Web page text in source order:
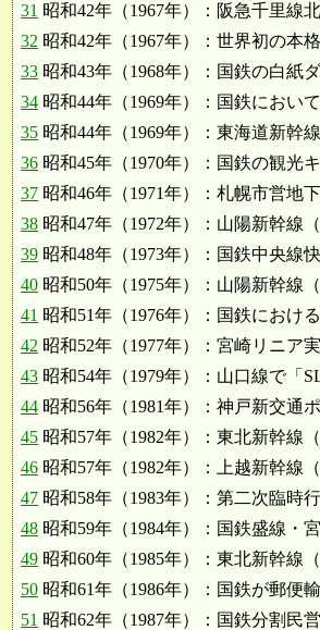
31 昭和42年（1967年）：阪急千里線
32 昭和42年（1967年）：世界初の本
33 昭和43年（1968年）：国鉄の白紙
34 昭和44年（1969年）：国鉄におい
35 昭和44年（1969年）：東海道新幹
36 昭和45年（1970年）：国鉄の観光
37 昭和46年（1971年）：札幌市営地
38 昭和47年（1972年）：山陽新幹線
39 昭和48年（1973年）：国鉄中央線
40 昭和50年（1975年）：山陽新幹線
41 昭和51年（1976年）：国鉄におけ
42 昭和52年（1977年）：宮崎リニア
43 昭和54年（1979年）：山口線で「
44 昭和56年（1981年）：神戸新交通
45 昭和57年（1982年）：東北新幹線
46 昭和57年（1982年）：上越新幹線
47 昭和58年（1983年）：第二次臨時
48 昭和59年（1984年）：国鉄盛線・
49 昭和60年（1985年）：東北新幹線
50 昭和61年（1986年）：国鉄が郵便
51 昭和62年（1987年）：国鉄分割民